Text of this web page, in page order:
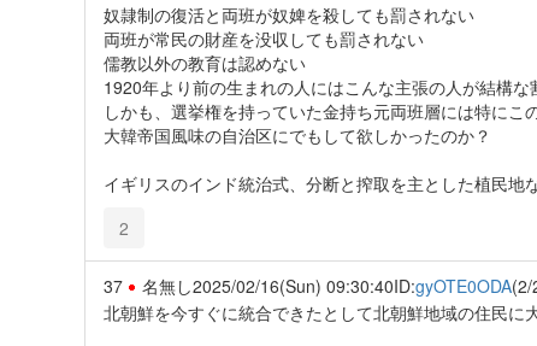
奴隷制の復活と両班が奴婢を殺しても罰されない
両班が常民の財産を没収しても罰されない
儒教以外の教育は認めない
1920年より前の生まれの人にはこんな主張の人が結構な
しかも、選挙権を持っていた金持ち元両班層には特にこ
大韓帝国風味の自治区にでもして欲しかったのか？
イギリスのインド統治式、分断と搾取を主とした植民地
2
37 名無し2025/02/16(Sun) 09:30:40ID:gyOTE0ODA(2/
北朝鮮を今すぐに統合できたとして北朝鮮地域の住民